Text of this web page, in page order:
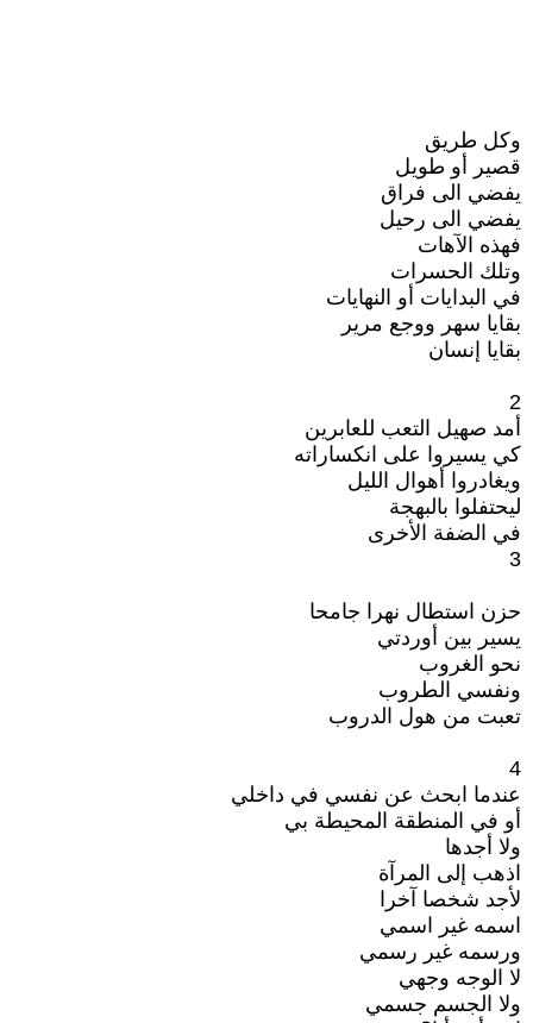
وكل طريق
قصير أو طويل
يفضي الى فراق
يفضي الى رحيل
فهذه الآهات
وتلك الحسرات
في البدايات أو النهايات
بقايا سهر ووجع مرير
بقايا إنسان
2
أمد صهيل التعب للعابرين
كي يسيروا على انكساراته
ويغادروا أهوال الليل
ليحتفلوا بالبهجة
في الضفة الأخرى
3
حزن استطال نهرا جامحا
يسير بين أوردتي
نحو الغروب
ونفسي الطروب
تعبت من هول الدروب
4
عندما ابحث عن نفسي في داخلي
أو في المنطقة المحيطة بي
ولا أجدها
اذهب إلى المرآة
لأجد شخصا آخرا
اسمه غير اسمي
ورسمه غير رسمي
لا الوجه وجهي
ولا الجسم جسمي